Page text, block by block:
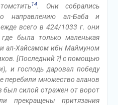
14. Они собрались
направлению ал-Баба и
всего в 424/1033 г. они
была только маленькая
ал-Хайсамом ибн Маймуном
[Последний ?] с помощью
и господь даровал победу
перебили множество аланов
был силой отражен от ворот
прекращены притязания